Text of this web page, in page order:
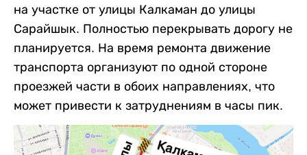
на участке от улицы Калкаман до улицы
Сарайшык. Полностью перекрывать дорогу не
планируется. На время ремонта движение
транспорта организуют по одной стороне
проезжей части в обоих направлениях, что
может привести к затруднениям в часы пик.